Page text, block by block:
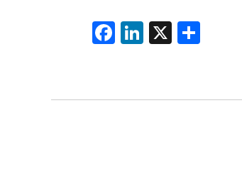
F
a
e
Li
n
e
X 共